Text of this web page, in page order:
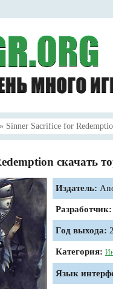
» Sinner Sacrifice for
скачать
Издатель:
Разработчик:
Год выхода:
Категория:
Язык